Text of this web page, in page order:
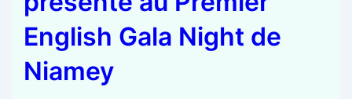
English Gala Night de
Niamey